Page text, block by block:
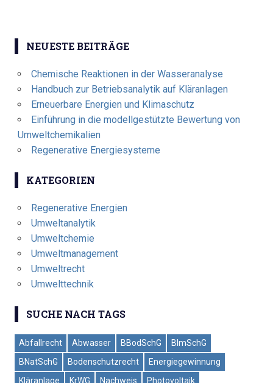
NEUESTE BEITRÄGE
Chemische Reaktionen in der Wasseranalyse
Handbuch zur Betriebsanalytik auf Kläranlagen
Erneuerbare Energien und Klimaschutz
Einführung in die modellgestützte Bewertung von
Umweltchemikalien
Regenerative Energiesysteme
KATEGORIEN
Regenerative Energien
Umweltanalytik
Umweltchemie
Umweltmanagement
Umweltrecht
Umwelttechnik
SUCHE NACH TAGS
Abfallrecht Abwasser BBodSchG
BImSchG
BNatSchG
Bodenschutzrecht
Energiegewinnung
Kläranlage
KrWG Nachweis Photovoltaik